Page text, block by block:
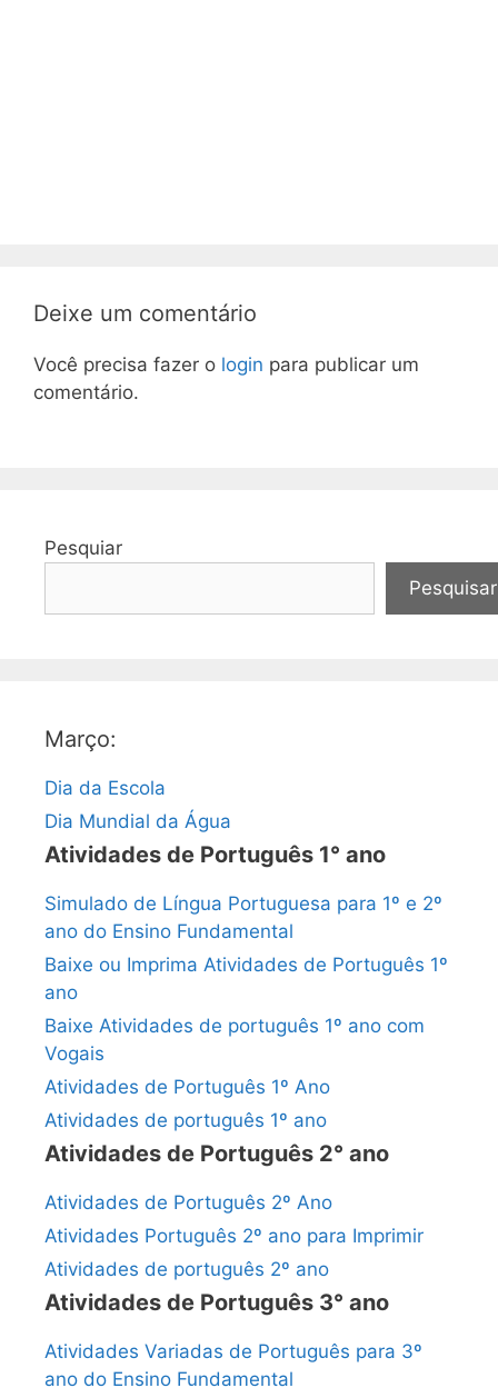
Deixe um comentário
Você precisa fazer o login para publicar um
comentário.
Pesquiar
Pesquisar
Março:
Dia da Escola
Dia Mundial da Água
Atividades de Português 1° ano
Simulado de Língua Portuguesa para 1º e 2º
ano do Ensino Fundamental
Baixe ou Imprima Atividades de Português 1º
ano
Baixe Atividades de português 1º ano com
Vogais
Atividades de Português 1º Ano
Atividades de português 1º ano
Atividades de Português 2° ano
Atividades de Português 2º Ano
Atividades Português 2º ano para Imprimir
Atividades de português 2º ano
Atividades de Português 3° ano
Atividades Variadas de Português para 3º
ano do Ensino Fundamental